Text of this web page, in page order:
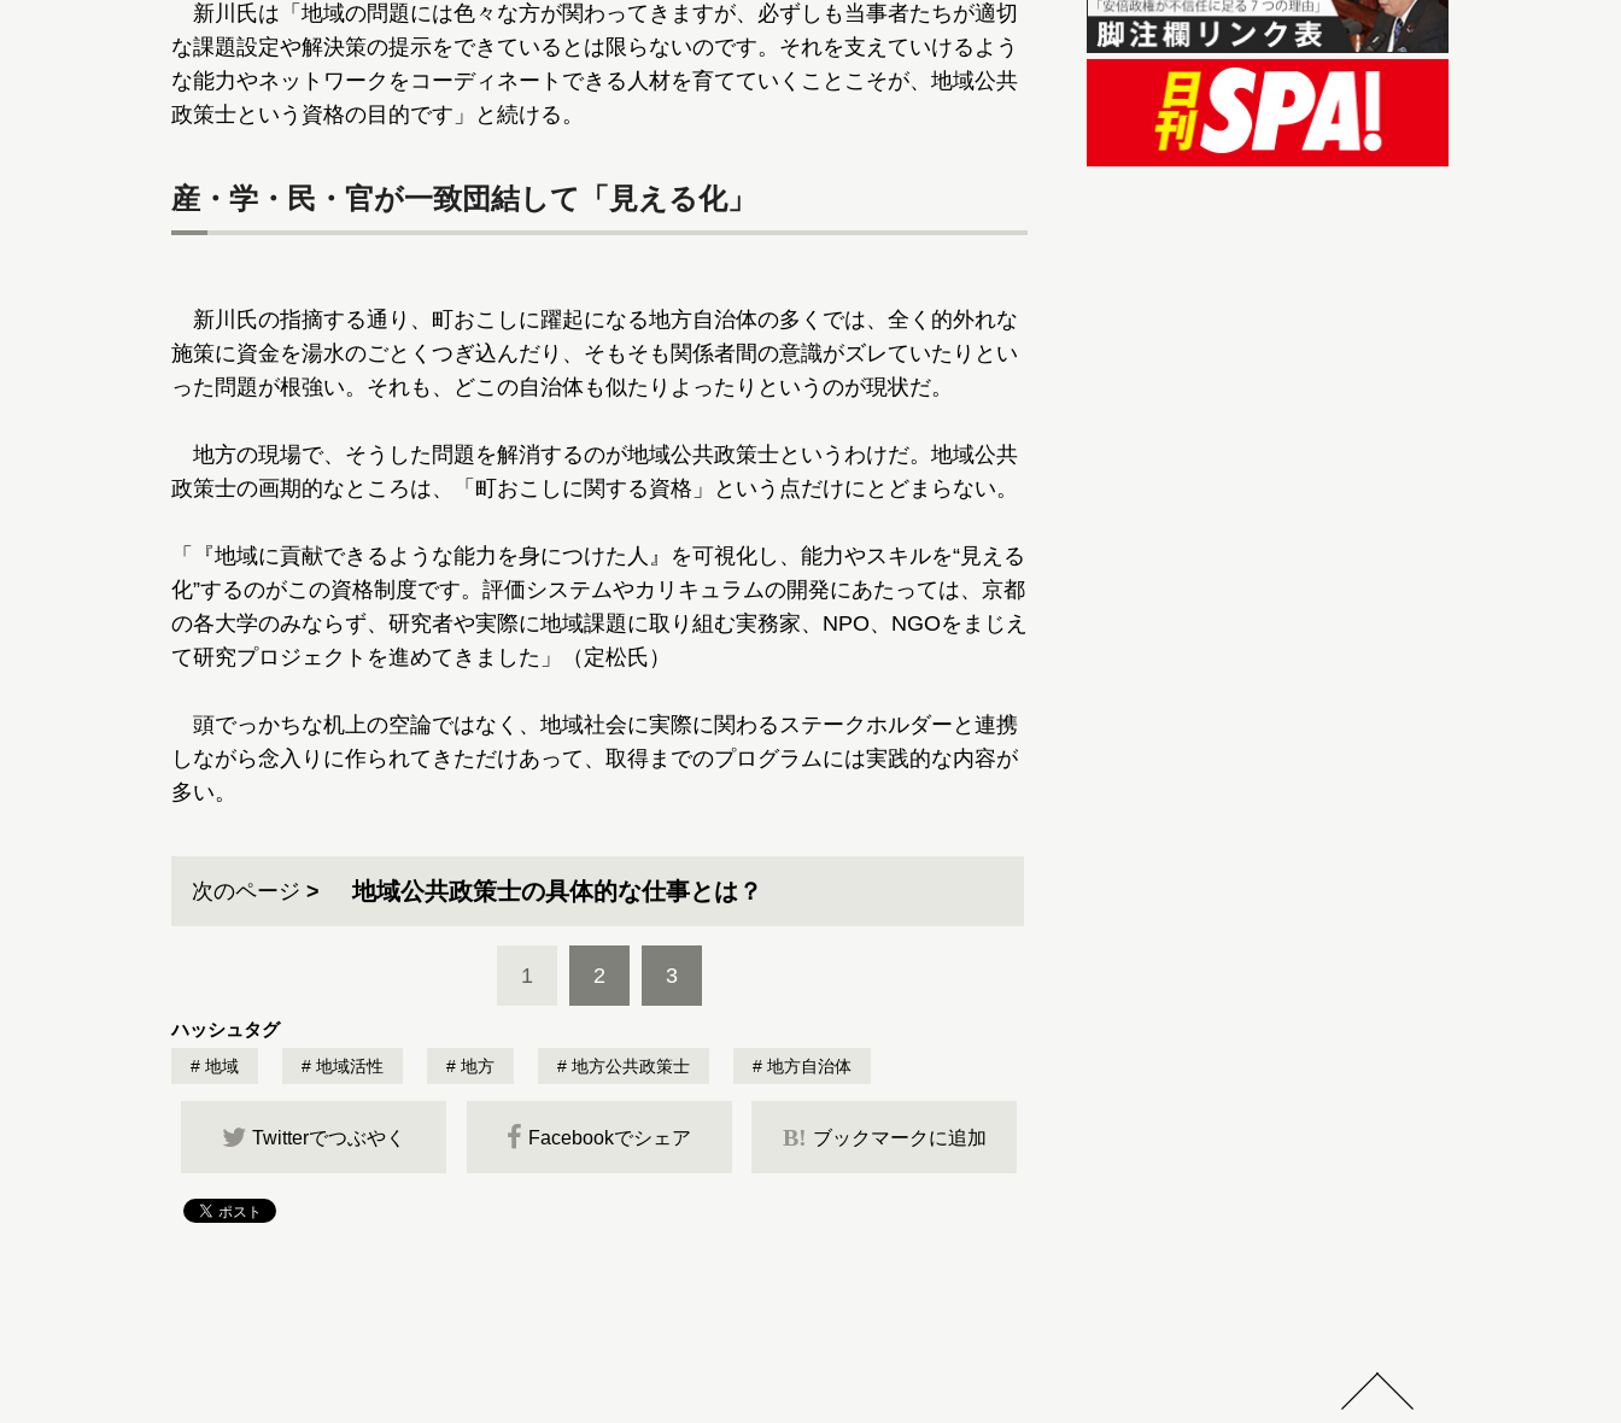
新川氏は「地域の問題には色々な方が関わってきますが、必ずしも当事者たちが適切
な課題設定や解決策の提示をできているとは限らないのです。それを支えていけるよう
な能力やネットワークをコーディネートできる人材を育てていくことこそが、地域公共
政策士という資格の目的です」と続ける。
産・学・民・官が一致団結して「見える化」
新川氏の指摘する通り、町おこしに躍起になる地方自治体の多くでは、全く的外れな
施策に資金を湯水のごとくつぎ込んだり、そもそも関係者間の意識がズレていたりとい
った問題が根強い。それも、どこの自治体も似たりよったりというのが現状だ。
地方の現場で、そうした問題を解消するのが地域公共政策士というわけだ。地域公共
政策士の画期的なところは、「町おこしに関する資格」という点だけにとどまらない。
「『地域に貢献できるような能力を身につけた人』を可視化し、能力やスキルを“見える
化”するのがこの資格制度です。評価システムやカリキュラムの開発にあたっては、京都
の各大学のみならず、研究者や実際に地域課題に取り組む実務家、NPO、NGOをまじえ
て研究プロジェクトを進めてきました」（定松氏）
頭でっかちな机上の空論ではなく、地域社会に実際に関わるステークホルダーと連携
しながら念入りに作られてきただけあって、取得までのプログラムには実践的な内容が
多い。
次のページ 地域公共政策士の具体的な仕事とは？
1 2 3
ハッシュタグ
地域 地域活性 地方 地方公共政策士 地方自治体
Twitterでつぶやく Facebookでシェア B! ブックマークに追加